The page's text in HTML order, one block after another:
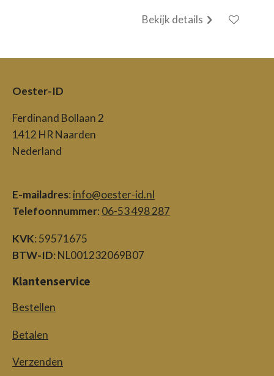
Bekijk details
Oester-ID
Ferdinand Bollaan 2
1412 HR Naarden
Nederland
E-mailadres: info@oester-id.nl
Telefoonnummer: 06-53 498 287
KVK: 59571675
BTW-ID: NL001232069B07
Klantenservice
Bestellen
Betalen
Verzenden